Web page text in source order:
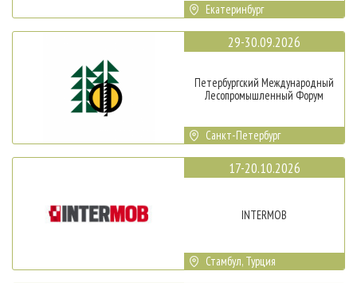
Екатеринбург
29-30.09.2026
Петербургский Международный
Лесопромышленный Форум
Санкт-Петербург
17-20.10.2026
INTERMOB
Стамбул, Турция